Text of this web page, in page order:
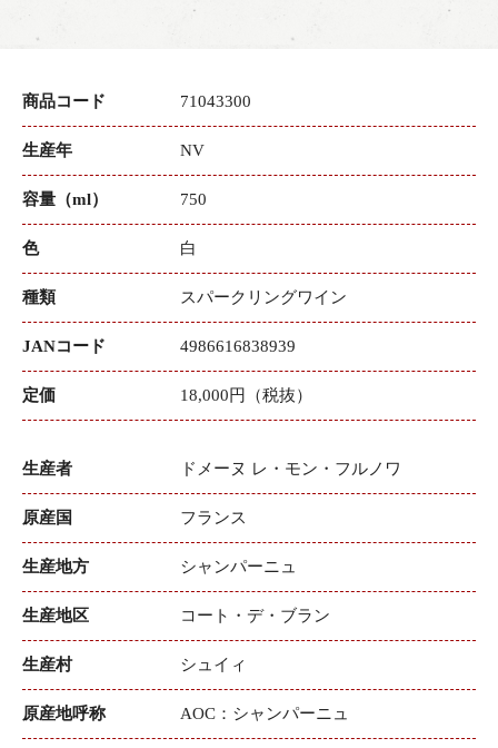
商品コード 71043300
生産年 NV
容量（ml） 750
色 白
種類 スパークリングワイン
JANコード 4986616838939
定価 18,000円（税抜）
生産者 ドメーヌ レ・モン・フルノワ
原産国 フランス
生産地方 シャンパーニュ
生産地区 コート・デ・ブラン
生産村 シュイィ
原産地呼称 AOC：シャンパーニュ